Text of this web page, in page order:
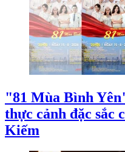
"81 Mùa Bình
thực cảnh đặc sắc
Kiếm